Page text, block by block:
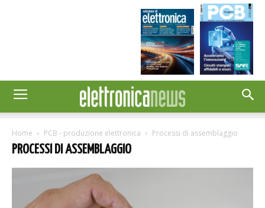
Home PCB - produzione elettronica Processi di assemblaggio
PROCESSI DI ASSEMBLAGGIO